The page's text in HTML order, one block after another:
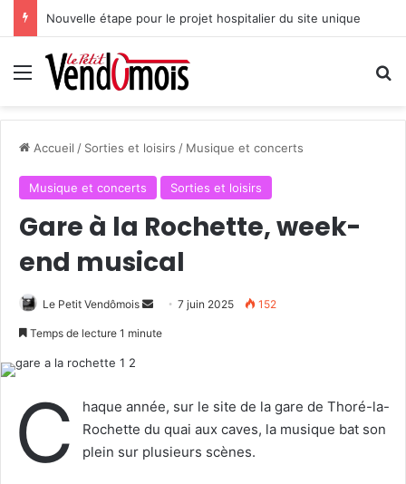
Nouvelle étape pour le projet hospitalier du site unique
Menu
Accueil / Sorties et loisirs / Musique et concerts
Musique et concerts Sorties et loisirs
Gare à la Rochette, week-
end musical
Le Petit Vendômois
e
r
u
7 juin 2025 152
Temps de lecture 1 minute
C
haque année, sur le site de la gare de Thoré-la-
Rochette du quai aux caves, la musique bat son
plein sur plusieurs scènes.